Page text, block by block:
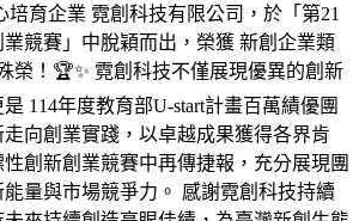
培育企業 霓創科技有限公司，於「第21
競賽」中脫穎而出，榮獲 新創企業類
榮！🏆✨ 霓創科技不僅展現優異的創新
114年度教育部U-start計畫百萬績優團
向創業實踐，以卓越成果獲得各界肯
創新創業競賽中再傳捷報，充分展現團
量與市場競爭力。 感謝霓創科技持續